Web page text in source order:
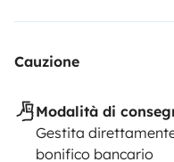
Cauzione
Modalità di
Gestita
bonifico bancario